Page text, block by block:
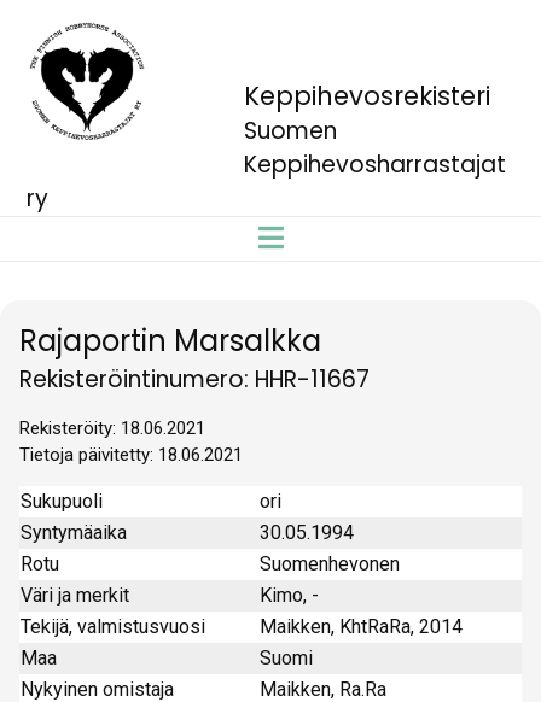
Keppihevosrekisteri
Suomen
Keppihevosharrastajat
ry
Rajaportin Marsalkka
Rekisteröintinumero: HHR-11667
Rekisteröity: 18.06.2021
Tietoja päivitetty: 18.06.2021
Sukupuoli
ori
Syntymäaika
30.05.1994
Rotu
Suomenhevonen
Väri ja merkit
Kimo, -
Tekijä, valmistusvuosi
Maikken, KhtRaRa, 2014
Maa
Suomi
Nykyinen omistaja
Maikken, Ra.Ra